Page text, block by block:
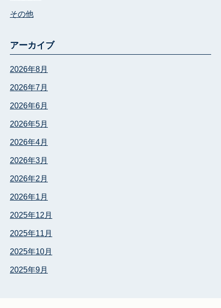
その他
アーカイブ
2026年8月
2026年7月
2026年6月
2026年5月
2026年4月
2026年3月
2026年2月
2026年1月
2025年12月
2025年11月
2025年10月
2025年9月